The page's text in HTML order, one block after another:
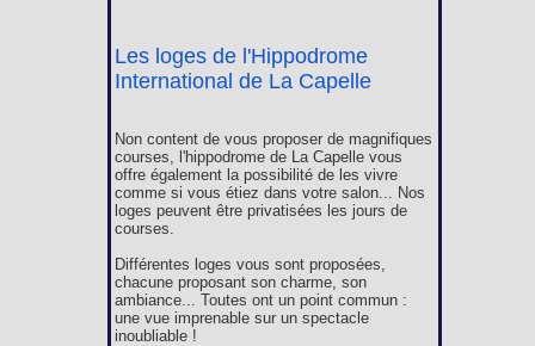
Les loges de l'Hippodrome
International de La Capelle
Non content de vous proposer de magnifiques
courses, l'hippodrome de La Capelle vous
offre également la possibilité de les vivre
comme si vous étiez dans votre salon... Nos
loges peuvent être privatisées les jours de
courses.
Différentes loges vous sont proposées,
chacune proposant son charme, son
ambiance... Toutes ont un point commun :
une vue imprenable sur un spectacle
inoubliable !